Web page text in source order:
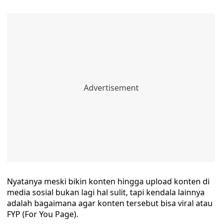
Nyatanya meski bikin konten hingga upload konten di
media sosial bukan lagi hal sulit, tapi kendala lainnya
adalah bagaimana agar konten tersebut bisa viral atau
FYP (For You Page).